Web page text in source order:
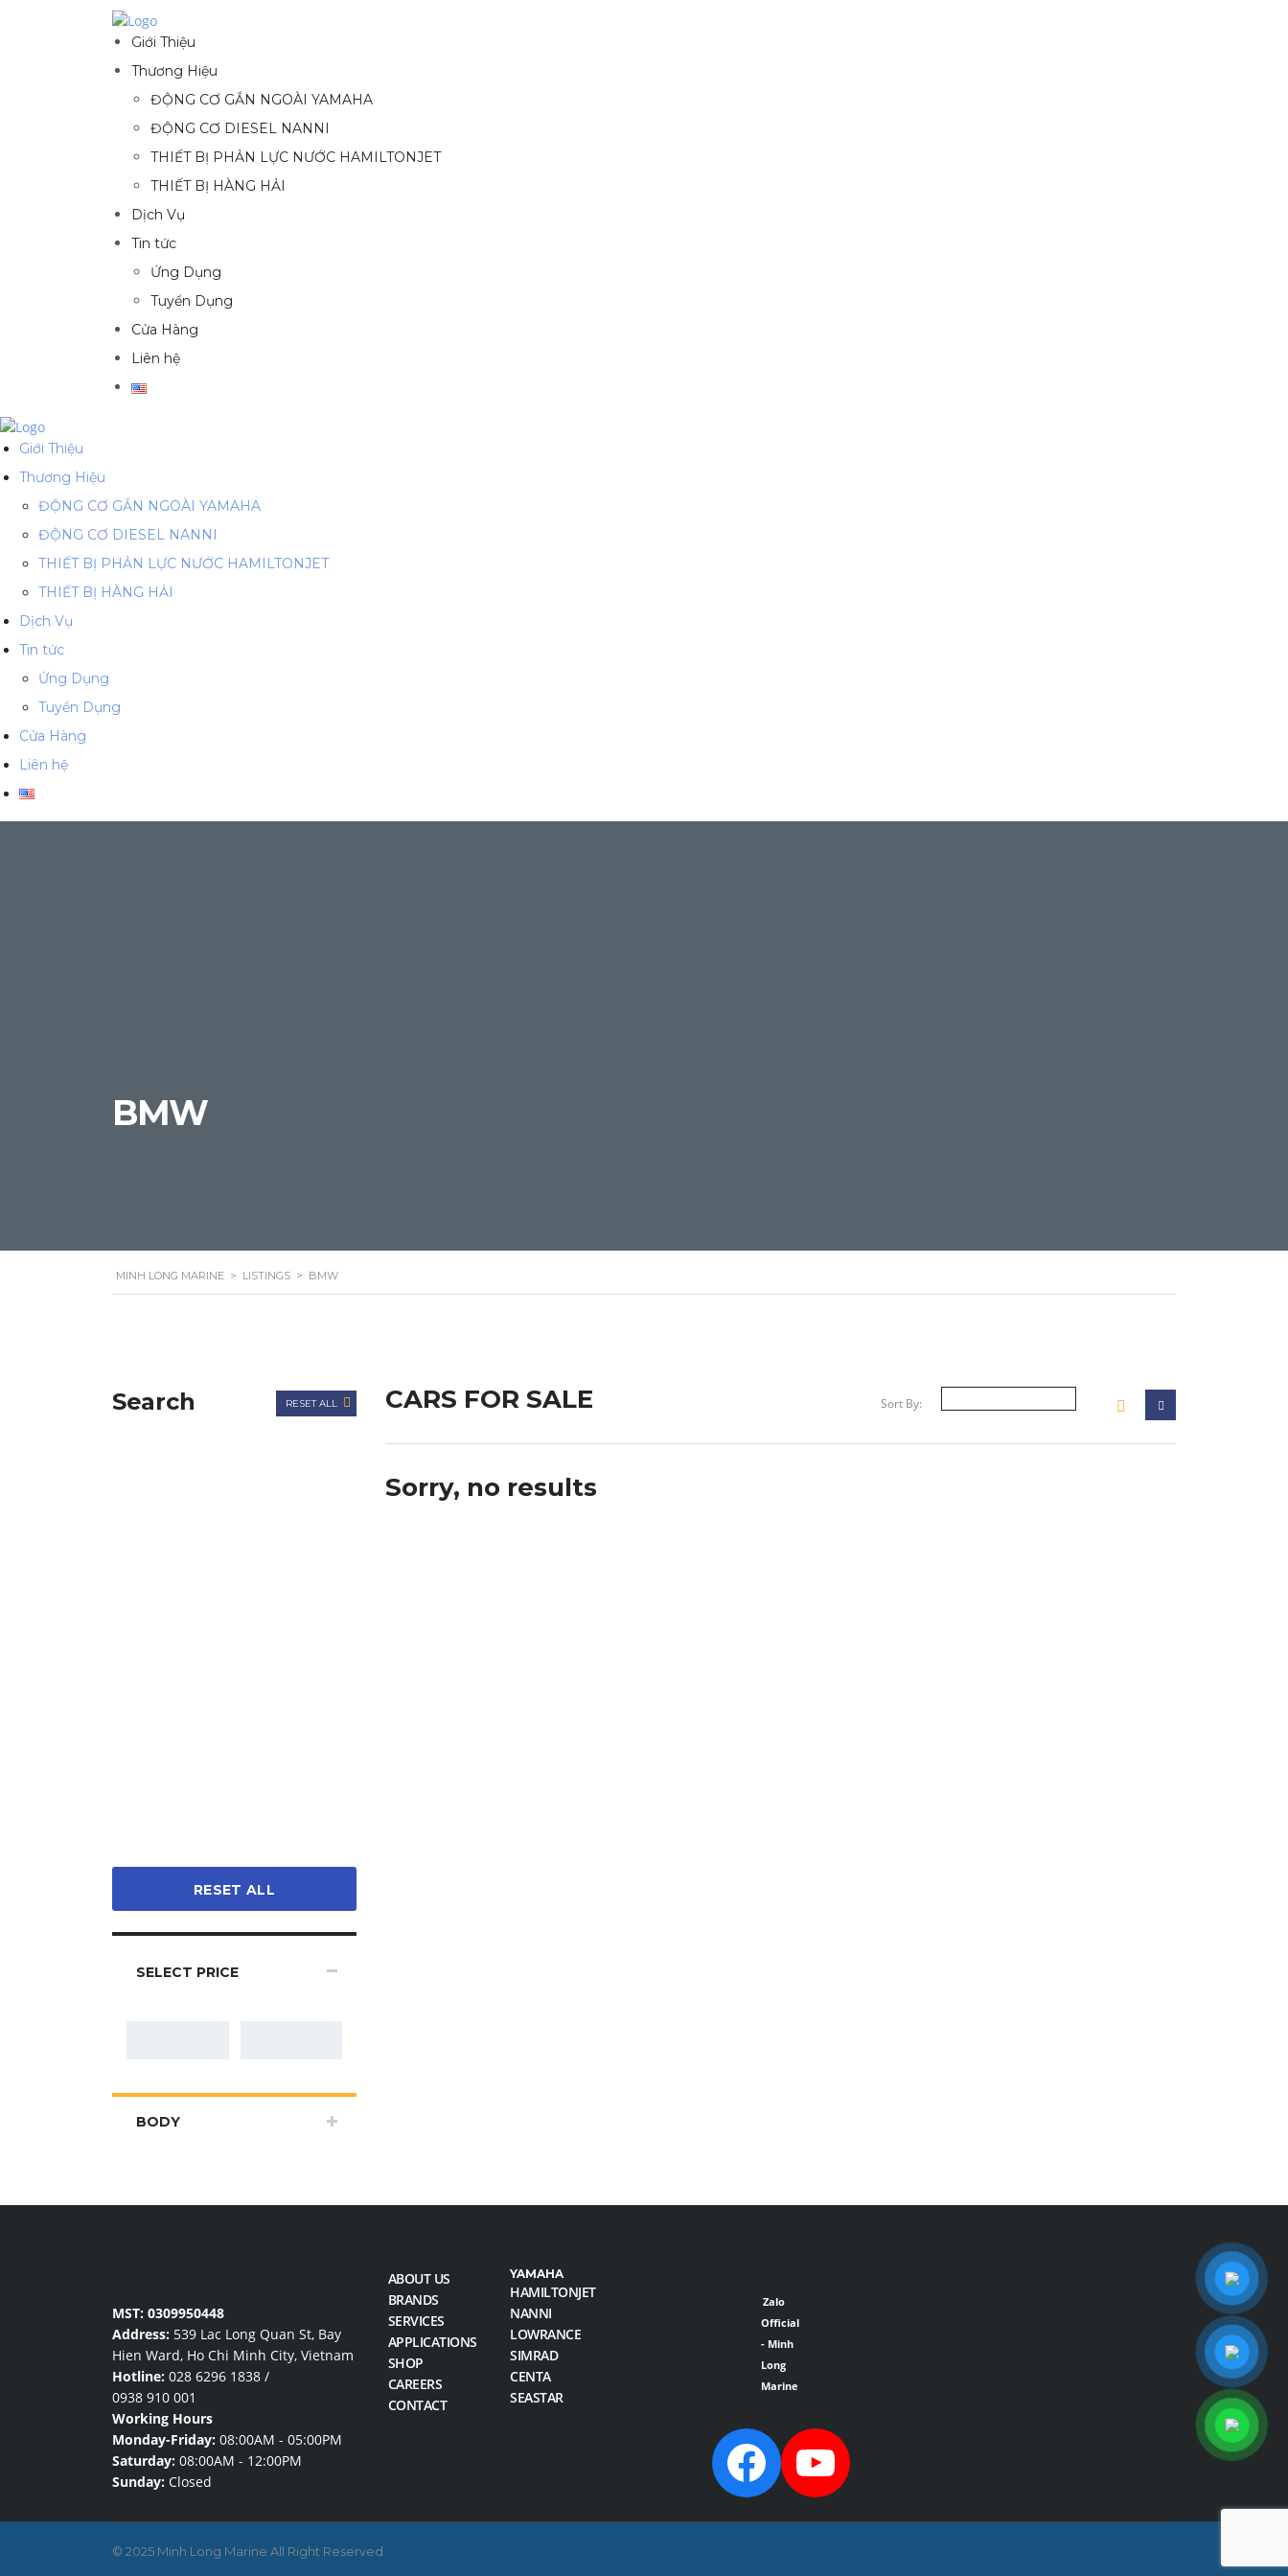
Giới Thiệu
Thương Hiệu
ĐỘNG CƠ GẮN NGOÀI YAMAHA
ĐỘNG CƠ DIESEL NANNI
THIẾT BỊ PHẢN LỰC NƯỚC HAMILTONJET
THIẾT BỊ HÀNG HẢI
Dịch Vụ
Tin tức
Ứng Dụng
Tuyển Dụng
Cửa Hàng
Liên hệ
Giới Thiệu
Thương Hiệu
ĐỘNG CƠ GẮN NGOÀI YAMAHA
ĐỘNG CƠ DIESEL NANNI
THIẾT BỊ PHẢN LỰC NƯỚC HAMILTONJET
THIẾT BỊ HÀNG HẢI
Dịch Vụ
Tin tức
Ứng Dụng
Tuyển Dụng
Cửa Hàng
Liên hệ
BMW
MINH LONG MARINE > LISTINGS > BMW
Search RESET ALL
RESET ALL
SELECT PRICE
BODY
CARS FOR SALE Sort By:
Sorry, no results
MST: 0309950448
Address: 539 Lac Long Quan St, Bay
Hien Ward, Ho Chi Minh City, Vietnam
Hotline: 028 6296 1838 /
0938 910 001
Working Hours
Monday-Friday: 08:00AM - 05:00PM
Saturday: 08:00AM - 12:00PM
Sunday: Closed
ABOUT US
BRANDS
SERVICES
APPLICATIONS
SHOP
CAREERS
CONTACT
YAMAHA
HAMILTONJET
NANNI
LOWRANCE
SIMRAD
CENTA
SEASTAR
Zalo
Official
- Minh
Long
Marine
Facebook
YouTube
© 2025 Minh Long Marine All Right Reserved